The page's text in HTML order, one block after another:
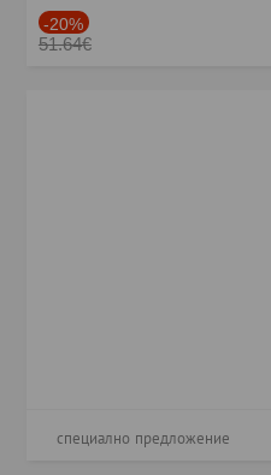
-20%
51.64€
специално предложение